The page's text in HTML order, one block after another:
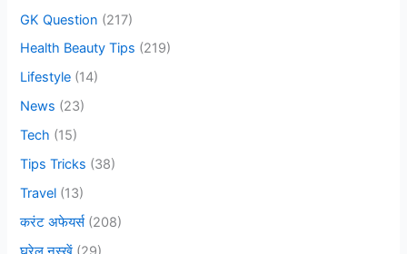
:GK Question (217)
Health Beauty Tips (219)
Lifestyle (14)
News (23)
Tech (15)
Tips Tricks (38)
Travel (13)
करंट अफेयर्स(208)